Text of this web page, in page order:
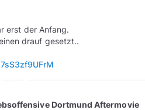
erst der Anfang.
drauf gesetzt..
Dortmund Aftermovie